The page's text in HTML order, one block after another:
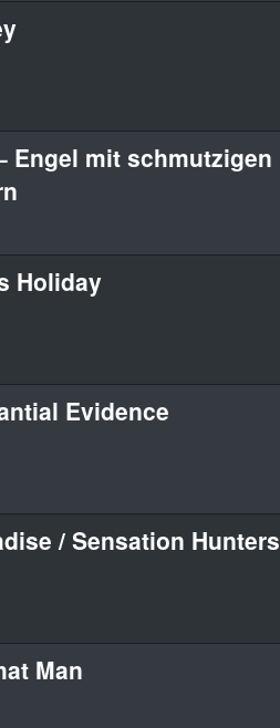
Engel mit schmutzigen
Holiday
Evidence
/ Sensation Hunters
Man